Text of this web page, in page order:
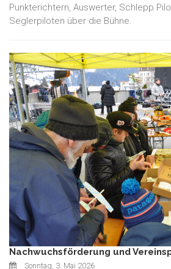
Punkterichtern, Auswerter, Schlepp
Seglerpiloten über die Bühne.
Nachwuchsförderung und
Sonntag, 3. Mai 2026